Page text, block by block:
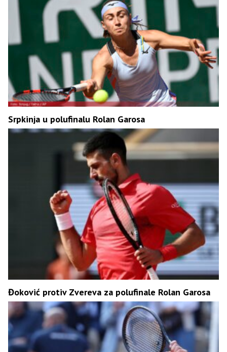
Srpkinja u polufinalu Rolan Garosa
Đoković protiv Zvereva za polufinale Rolan Garosa